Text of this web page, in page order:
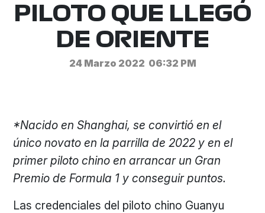
PILOTO QUE LLEGÓ
DE ORIENTE
24 Marzo 2022 06:32 PM
*Nacido en Shanghai, se convirtió en el
único novato en la parrilla de 2022 y en el
primer piloto chino en arrancar un Gran
Premio de Formula 1 y conseguir puntos.
Las credenciales del piloto chino Guanyu